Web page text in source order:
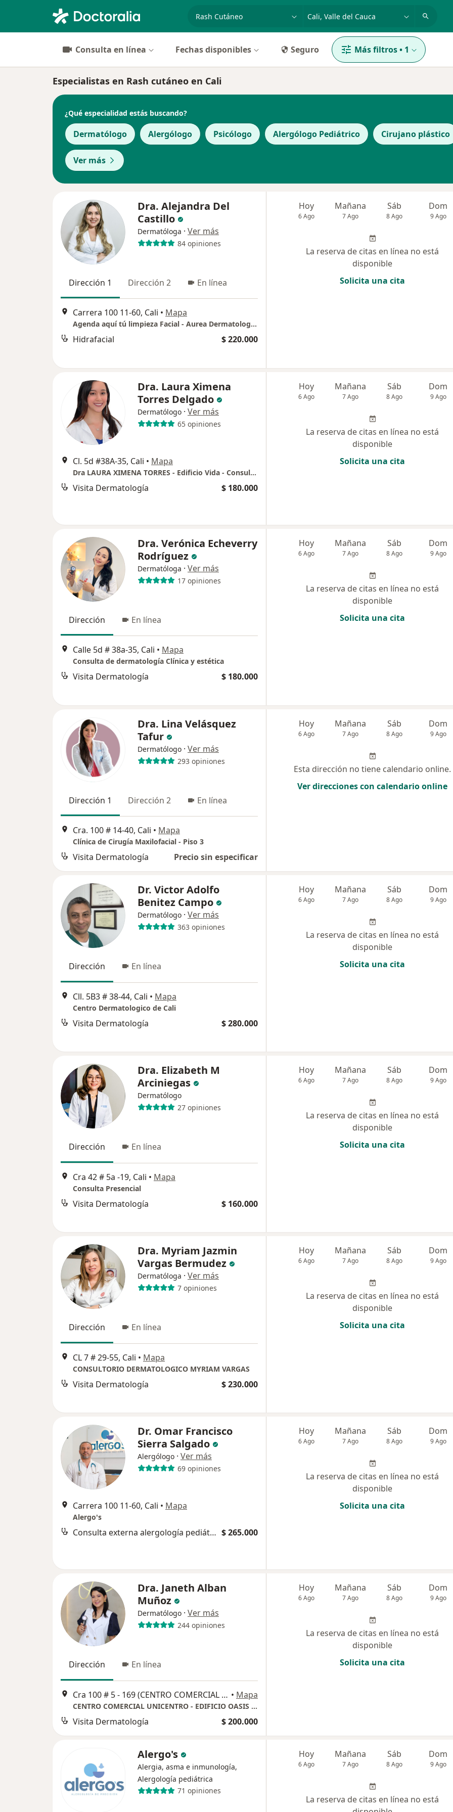
especialidad, enfermedad o nombre
Consulta en línea Fechas disponibles Seguro Más filtros• 1
Especialistas en Rash cutáneo en Cali
¿Qué especialidad estás buscando?
Dermatólogo Alergólogo Psicólogo Alergólogo Pediátrico Cirujano plástico
Ver más
Dra. Alejandra Del
Castillo
Dermatóloga · Ver más
84 opiniones
Dirección 1 Dirección 2 En línea
Carrera 100 11-60, Cali • Mapa
Agenda aquí tú limpieza Facial - Aurea Dermatology Clinic
Hidrafacial $ 220.000
Hoy
6 Ago
Mañana
7 Ago
Sáb
8 Ago
Dom
9 Ago
La reserva de citas en línea no está
disponible
Solicita una cita
Dra. Laura Ximena
Torres Delgado
Dermatólogo · Ver más
65 opiniones
Cl. 5d #38A-35, Cali • Mapa
Dra LAURA XIMENA TORRES - Edificio Vida - Consultorio 1043
Visita Dermatología $ 180.000
Hoy
6 Ago
Mañana
7 Ago
Sáb
8 Ago
Dom
9 Ago
La reserva de citas en línea no está
disponible
Solicita una cita
Dra. Verónica Echeverry
Rodríguez
Dermatóloga · Ver más
17 opiniones
Dirección En línea
Calle 5d # 38a-35, Cali • Mapa
Consulta de dermatología Clínica y estética
Visita Dermatología $ 180.000
Hoy
6 Ago
Mañana
7 Ago
Sáb
8 Ago
Dom
9 Ago
La reserva de citas en línea no está
disponible
Solicita una cita
Dra. Lina Velásquez
Tafur
Dermatólogo · Ver más
293 opiniones
Dirección 1 Dirección 2 En línea
Cra. 100 # 14-40, Cali • Mapa
Clínica de Cirugía Maxilofacial - Piso 3
Visita Dermatología Precio sin especificar
Hoy
6 Ago
Mañana
7 Ago
Sáb
8 Ago
Dom
9 Ago
Esta dirección no tiene calendario online.
Ver direcciones con calendario online
Dr. Victor Adolfo
Benitez Campo
Dermatólogo · Ver más
363 opiniones
Dirección En línea
Cll. 5B3 # 38-44, Cali • Mapa
Centro Dermatologico de Cali
Visita Dermatología $ 280.000
Hoy
6 Ago
Mañana
7 Ago
Sáb
8 Ago
Dom
9 Ago
La reserva de citas en línea no está
disponible
Solicita una cita
Dra. Elizabeth M
Arciniegas
Dermatólogo
27 opiniones
Dirección En línea
Cra 42 # 5a -19, Cali • Mapa
Consulta Presencial
Visita Dermatología $ 160.000
Hoy
6 Ago
Mañana
7 Ago
Sáb
8 Ago
Dom
9 Ago
La reserva de citas en línea no está
disponible
Solicita una cita
Dra. Myriam Jazmin
Vargas Bermudez
Dermatóloga · Ver más
7 opiniones
Dirección En línea
CL 7 # 29-55, Cali • Mapa
CONSULTORIO DERMATOLOGICO MYRIAM VARGAS
Visita Dermatología $ 230.000
Hoy
6 Ago
Mañana
7 Ago
Sáb
8 Ago
Dom
9 Ago
La reserva de citas en línea no está
disponible
Solicita una cita
Dr. Omar Francisco
Sierra Salgado
Alergólogo · Ver más
69 opiniones
Carrera 100 11-60, Cali • Mapa
Alergo's
Consulta externa alergología pediátrica $ 265.000
Hoy
6 Ago
Mañana
7 Ago
Sáb
8 Ago
Dom
9 Ago
La reserva de citas en línea no está
disponible
Solicita una cita
Dra. Janeth Alban
Muñoz
Dermatólogo · Ver más
244 opiniones
Dirección En línea
Cra 100 # 5 - 169 (CENTRO COMERCIAL UNICENTRO), Cali • Mapa
CENTRO COMERCIAL UNICENTRO - EDIFICIO OASIS - CONSULTORIO 313B
Visita Dermatología $ 200.000
Hoy
6 Ago
Mañana
7 Ago
Sáb
8 Ago
Dom
9 Ago
La reserva de citas en línea no está
disponible
Solicita una cita
Alergo's
Alergia, asma e inmunología,
Alergología pediátrica
71 opiniones
Hoy
6 Ago
Mañana
7 Ago
Sáb
8 Ago
Dom
9 Ago
La reserva de citas en línea no está